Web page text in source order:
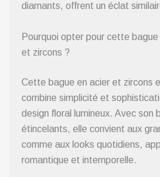
diamants, offrent un éclat
Pourquoi opter pour cette bague
et zircons ?
Cette bague en acier et zircons
combine simplicité et
design floral lumineux. Avec son
étincelants, elle convient aux
comme aux looks quotidiens,
romantique et intemporelle.